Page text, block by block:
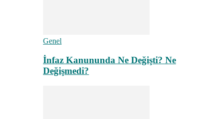
Genel
İnfaz Kanununda Ne Değişti? Ne
Değişmedi?